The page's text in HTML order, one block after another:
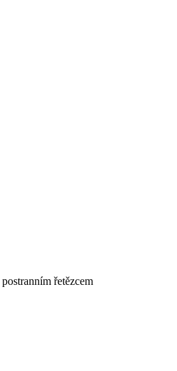
postranním řetězcem